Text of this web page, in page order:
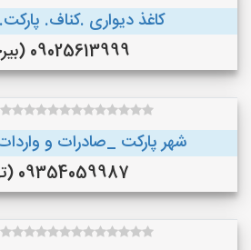
کاغذ دیواری .کناف.
09025613999 (بیرجند )
شهر پارکت _صادرات و
09354059987 (تهران)